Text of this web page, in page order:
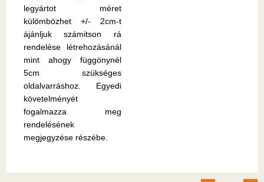
legyártot méret
külömbözhet +/- 2cm-t
ájánljuk számitson rá
rendelése létrehozásánál
mint ahogy függönynél
5cm szükséges
oldalvarráshoz. Egyedi
követelményét
fogalmazza meg
rendelésének
megjegyzése részébe.